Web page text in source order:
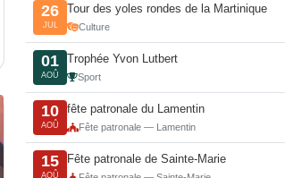
26
JUL
Tour des yoles rondes de la Martinique
Culture
01
AOÛ
Trophée Yvon Lutbert
Sport
10
AOÛ
fête patronale du Lamentin
Fête patronale — Lamentin
15
AOÛ
Fête patronale de Sainte-Marie